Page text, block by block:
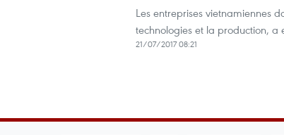
Les entreprises vietnamiennes
technologies et la production, a
21/07/2017 08:21